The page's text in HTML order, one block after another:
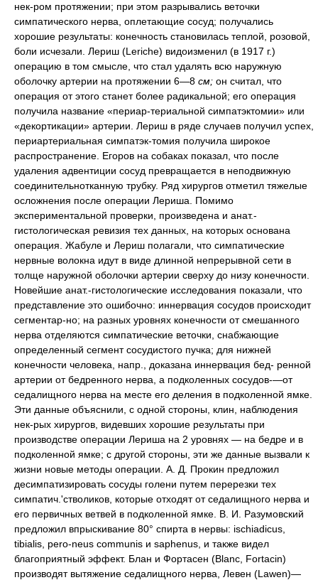
нек-ром протяжении; при этом разрывались веточки
симпатического нерва, оплетающие сосуд; получались
хорошие результаты: конечность становилась теплой, розовой,
боли исчезали. Лериш (Leriche) видоизменил (в 1917 г.)
операцию в том смысле, что стал удалять всю наружную
оболочку артерии на протяжении 6—8 см; он считал, что
операция от этого станет более радикальной; его операция
получила название «периар-териальной симпатэктомии» или
«декортикации» артерии. Лериш в ряде случаев получил успех,
периартериальная симпатэк-томия получила широкое
распространение. Егоров на собаках показал, что после
удаления адвентиции сосуд превращается в неподвижную
соединительнотканную трубку. Ряд хирургов отметил тяжелые
осложнения после операции Лериша. Помимо
экспериментальной проверки, произведена и анат.-
гистологическая ревизия тех данных, на которых основана
операция. Жабуле и Лериш полагали, что симпатические
нервные волокна идут в виде длинной непрерывной сети в
толще наружной оболочки артерии сверху до низу конечности.
Новейшие анат.-гистологические исследования показали, что
представление это ошибочно: иннервация сосудов происходит
сегментар-но; на разных уровнях конечности от смешанного
нерва отделяются симпатические веточки, снабжающие
определенный сегмент сосудистого пучка; для нижней
конечности человека, напр., доказана иннервация бед- ренной
артерии от бедренного нерва, а подколенных сосудов-—от
седалищного нерва на месте его деления в подколенной ямке.
Эти данные объяснили, с одной стороны, клин, наблюдения
нек-рых хирургов, видевших хорошие результаты при
производстве операции Лериша на 2 уровнях — на бедре и в
подколенной ямке; с другой стороны, эти же данные вызвали к
жизни новые методы операции. А. Д. Прокин предложил
десимпатизировать сосуды голени путем перерезки тех
симпатич.'стволиков, которые отходят от седалищного нерва и
его первичных ветвей в подколенной ямке. В. И. Разумовский
предложил впрыскивание 80° спирта в нервы: ischiadicus,
tibialis, pero-neus communis и saphenus, и также видел
благоприятный эффект. Блан и Фортасен (Blanc, Fortacin)
производят вытяжение седалищного нерва, Левен (Lawen)—